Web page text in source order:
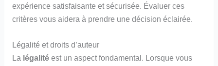
expérience satisfaisante et sécurisée. Évaluer ces
critères vous aidera à prendre une décision éclairée.
Légalité et droits d’auteur
La légalité est un aspect fondamental. Lorsque vous